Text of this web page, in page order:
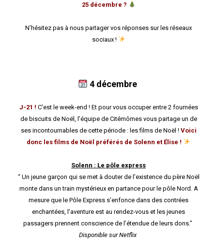
25 décembre ?
N’hésitez pas à nous partager vos réponses sur les réseaux
sociaux !
4 décembre
J-21 ! C’est le week-end ! Et pour vous occuper entre 2 fournées
de biscuits de Noël, l’équipe de Citémômes vous partage un de
ses incontournables de cette période : les films de Noël ! Voici
donc les films de Noël préférés de Solenn et Élise !
Solenn : Le pôle express
“ Un jeune garçon qui se met à douter de l’existence du père Noël
monte dans un train mystérieux en partance pour le pôle Nord. A
mesure que le Pôle Express s’enfonce dans des contrées
enchantées, l’aventure est au rendez-vous et les jeunes
passagers prennent conscience de l’étendue de leurs dons.”
Disponible sur Netflix